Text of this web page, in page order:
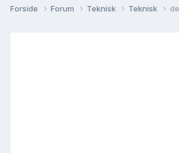
Forside Forum Teknisk Teknisk